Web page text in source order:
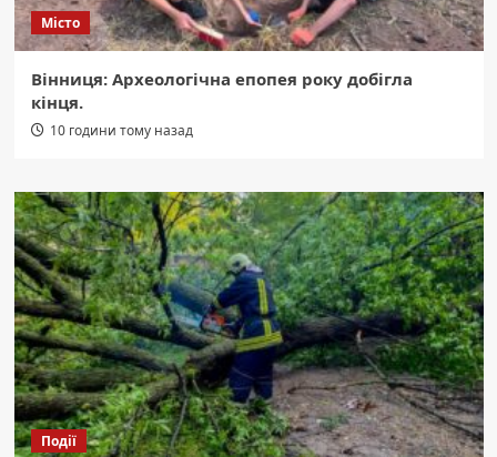
Місто
Вінниця: Археологічна епопея року добігла
кінця.
10 години тому назад
Події